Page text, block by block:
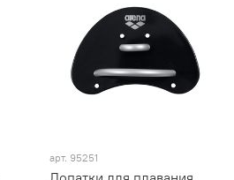
арт. 95251